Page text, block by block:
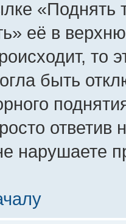
«Поднять
её в
то
быть
ответив
нарушаете